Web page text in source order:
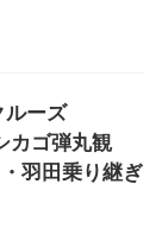
ルーズ
カゴ弾丸観
羽田乗り継ぎ